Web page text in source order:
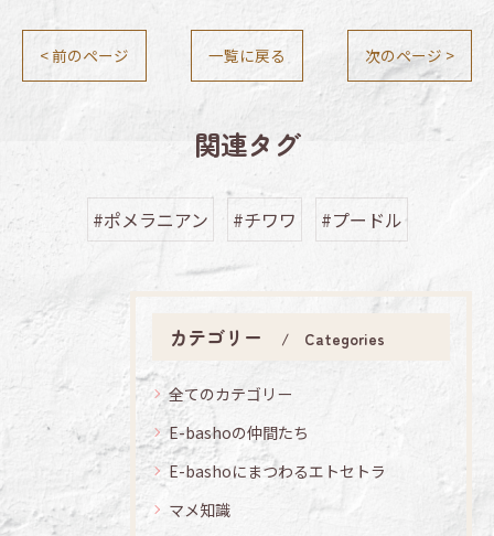
< 前のページ 一覧に戻る 次のページ >
関連タグ
#ポメラニアン #チワワ #プードル
カテゴリー Categories
全てのカテゴリー
E-bashoの仲間たち
E-bashoにまつわるエトセトラ
マメ知識